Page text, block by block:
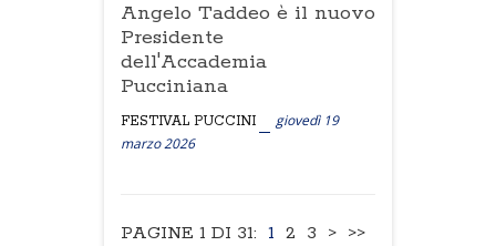
Angelo Taddeo è il nuovo
Presidente
dell'Accademia
Pucciniana
FESTIVAL PUCCINI
giovedì 19
marzo 2026
PAGINE 1 DI 31: 1 2 3 > >>